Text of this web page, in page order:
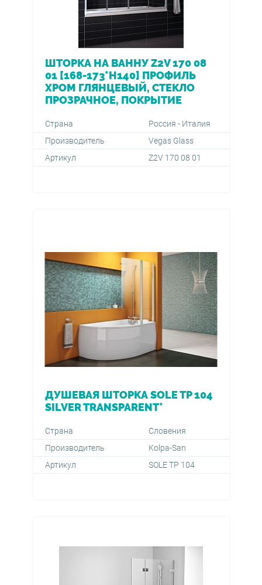
ШТОРКА НА ВАННУ Z2V 170 08
01 [168-173*H140] ПРОФИЛЬ
ХРОМ ГЛЯНЦЕВЫЙ, СТЕКЛО
ПРОЗРАЧНОЕ, ПОКРЫТИЕ
Страна
Россия - Италия
Производитель
Vegas Glass
Артикул
Z2V 170 08 01
ДУШЕВАЯ ШТОРКА SOLE TP 104
SILVER TRANSPARENT*
Страна
Словения
Производитель
Kolpa-San
Артикул
SOLE TP 104